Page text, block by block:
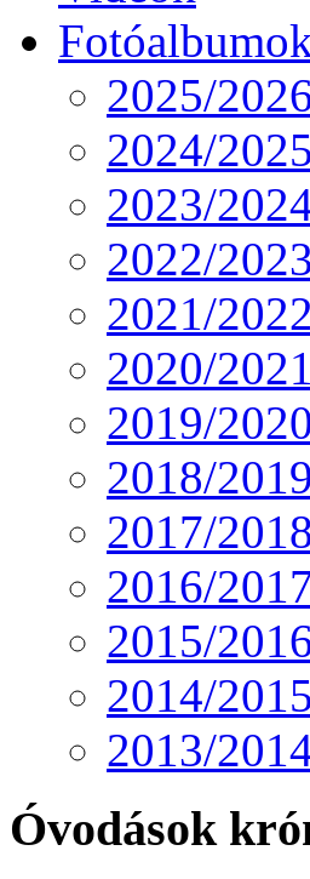
2025/
2024/
2023/
2022/
2021/
2020/
2019/
2018/
2017/
2016/
2015/
2014/
2013/
Óvodások